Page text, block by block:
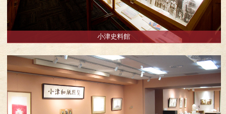
小津史料館